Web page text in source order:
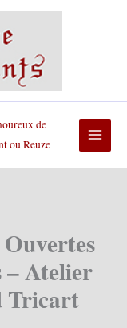
de
ou Reuze
– Atelier
Tricart